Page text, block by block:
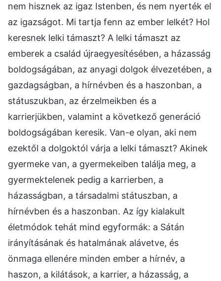
nem hisznek az igaz Istenben, és nem nyerték el
az igazságot. Mi tartja fenn az ember lelkét? Hol
keresnek lelki támaszt? A lelki támaszt az
emberek a család újraegyesítésében, a házasság
boldogságában, az anyagi dolgok élvezetében, a
gazdagságban, a hírnévben és a haszonban, a
státuszukban, az érzelmeikben és a
karrierjükben, valamint a következő generáció
boldogságában keresik. Van-e olyan, aki nem
ezektől a dolgoktól várja a lelki támaszt? Akinek
gyermeke van, a gyermekeiben találja meg, a
gyermektelenek pedig a karrierben, a
házasságban, a társadalmi státuszban, a
hírnévben és a haszonban. Az így kialakult
életmódok tehát mind egyformák: a Sátán
irányításának és hatalmának alávetve, és
önmaga ellenére minden ember a hírnév, a
haszon, a kilátások, a karrier, a házasság, a